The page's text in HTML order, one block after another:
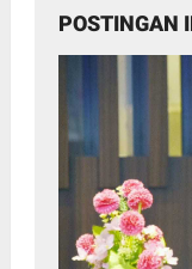
POSTINGAN